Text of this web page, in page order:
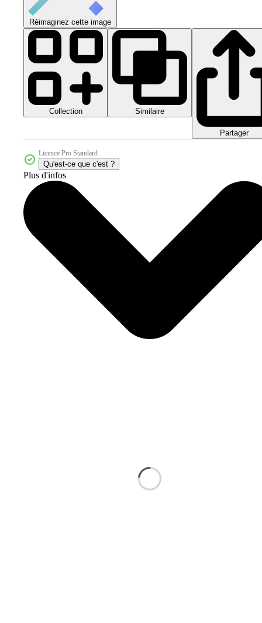
Réimaginez cette image
Collection Similaire
Partager
Licence Pro Standard
Qu'est-ce que c'est ?
Plus d'infos